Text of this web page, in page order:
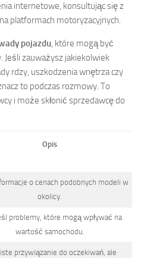
internetowe, konsultując się z
platformach motoryzacyjnych.
pojazdu, które mogą być
zauważysz jakiekolwiek
rdzy, uszkodzenia wnętrza czy
to podczas rozmowy. To
i może skłonić sprzedawcę do
Opis
o cenach podobnych modeli w
okolicy.
problemy, które mogą wpływać na
wartość samochodu.
przywiązanie do oczekiwań, ale